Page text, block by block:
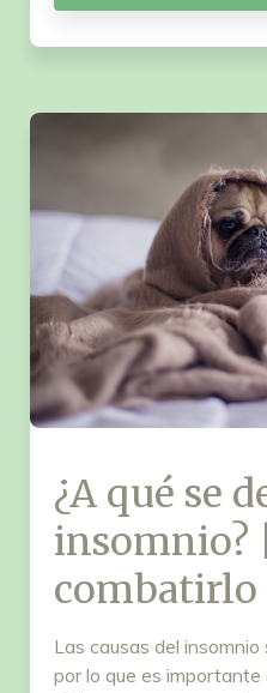
¿A qué se
insomnio?
combatirlo
Las causas del
por lo que es